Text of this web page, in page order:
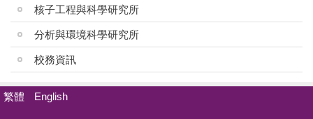
核子工程與科學研究所
分析與環境科學研究所
校務資訊
繁體 English